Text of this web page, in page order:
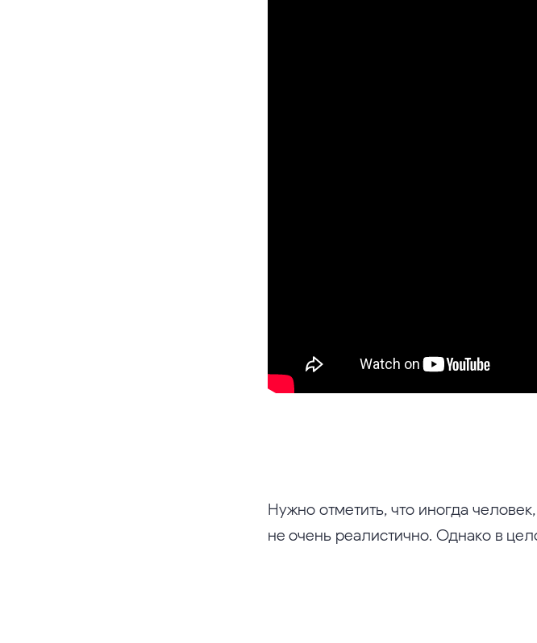
Нужно отметить, что иногда
не очень реалистично. Однако в